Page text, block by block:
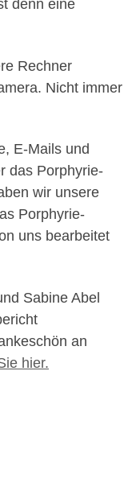
denn eine
Rechner
Nicht immer
E-Mails und
das Porphyrie-
wir unsere
Porphyrie-
uns bearbeitet
Sabine Abel
an
hier.